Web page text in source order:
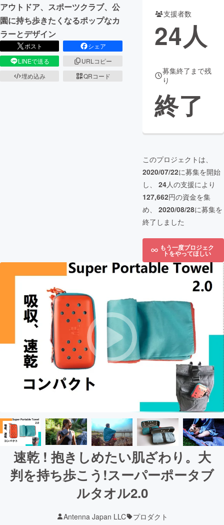
アウトドア、スポーツクラブ、公
園に持ち歩きたくなるポップなカ
ラーとデザイン
ポスト
シェア
LINEで送る
URLコピー
埋め込み
QRコード
支援者数
24人
募集終了まで残
り
終了
このプロジェクトは、
2020/07/22に募集を開始
し、 24人の支援により
127,662円の資金を集
め、 2020/08/28に募集を
終了しました
もう一度プロジェク
トをやってほしい
速乾 ! 抱きしめたい肌ざわり。大
判を持ち歩こう!スーパーポータブ
ルタオル2.0
Antenna Japan LLC プロダクト